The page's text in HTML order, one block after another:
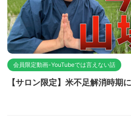
会員限定動画-YouTubeでは言えない話
【サロン限定】米不足解消時期